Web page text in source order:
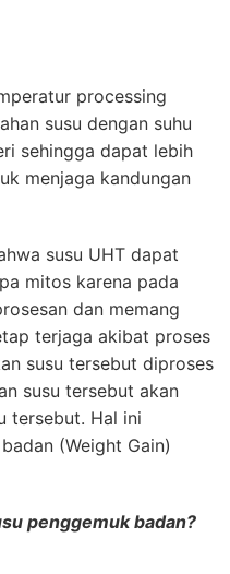
processing
susu dengan suhu
sehingga dapat lebih
menjaga kandungan
susu UHT dapat
mitos karena pada
dan memang
terjaga akibat proses
susu tersebut diproses
susu tersebut akan
tersebut. Hal ini
(Weight Gain)
penggemuk badan?